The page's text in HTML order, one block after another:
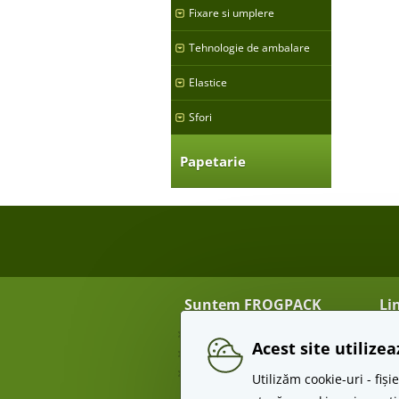
Fixare si umplere
Tehnologie de ambalare
Elastice
Sfori
Papetarie
Suntem FROGPACK
Contact
Angro
Acest site
Utilizăm cookie-uri -